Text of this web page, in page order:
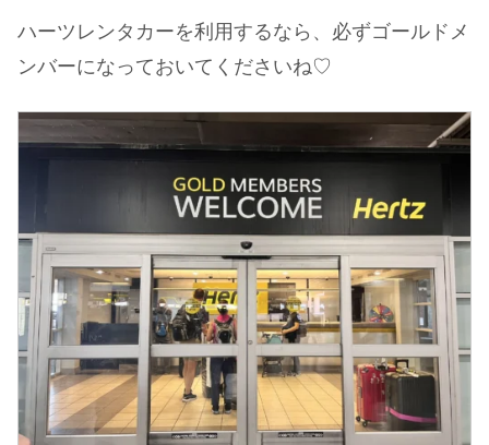
ハーツレンタカーを利用するなら、必ずゴールドメ
ンバーになっておいてくださいね♡